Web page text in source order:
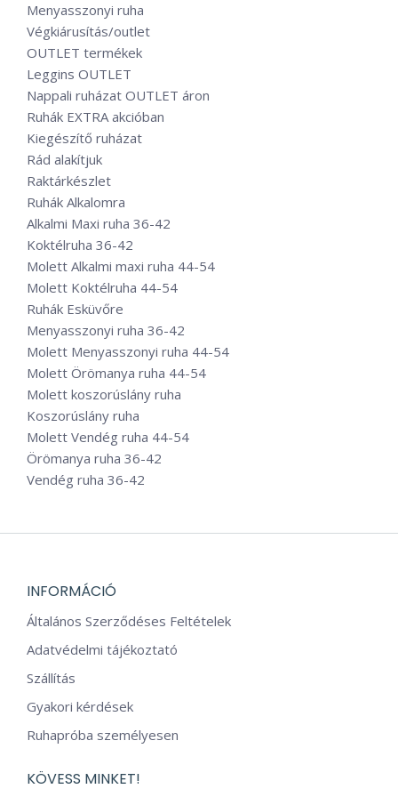
Menyasszonyi ruha
Végkiárusítás/outlet
OUTLET termékek
Leggins OUTLET
Nappali ruházat OUTLET áron
Ruhák EXTRA akcióban
Kiegészítő ruházat
Rád alakítjuk
Raktárkészlet
Ruhák Alkalomra
Alkalmi Maxi ruha 36-42
Koktélruha 36-42
Molett Alkalmi maxi ruha 44-54
Molett Koktélruha 44-54
Ruhák Esküvőre
Menyasszonyi ruha 36-42
Molett Menyasszonyi ruha 44-54
Molett Örömanya ruha 44-54
Molett koszorúslány ruha
Koszorúslány ruha
Molett Vendég ruha 44-54
Örömanya ruha 36-42
Vendég ruha 36-42
INFORMÁCIÓ
Általános Szerződéses Feltételek
Adatvédelmi tájékoztató
Szállítás
Gyakori kérdések
Ruhapróba személyesen
KÖVESS MINKET!